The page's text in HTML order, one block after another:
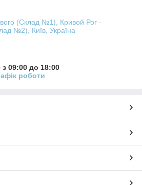
(Склад №1), Кривой Рог -
№2), Київ, Україна
09:00 до 18:00
роботи